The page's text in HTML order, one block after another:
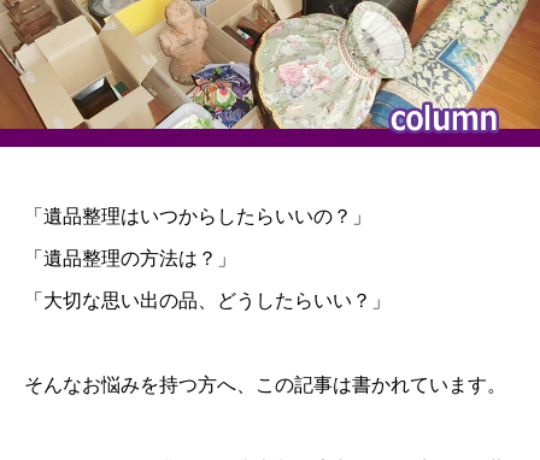
「遺品整理はいつからしたらいいの？」
「遺品整理の方法は？」
「大切な思い出の品、どうしたらいい？」
そんなお悩みを持つ方へ、この記事は書かれています。